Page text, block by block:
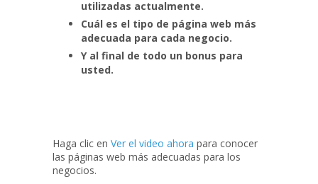
utilizadas actualmente.
Cuál es el tipo de página web más
adecuada para cada negocio.
Y al final de todo un bonus para
usted.
Haga clic en Ver el video ahora para conocer
las páginas web más adecuadas para los
negocios.